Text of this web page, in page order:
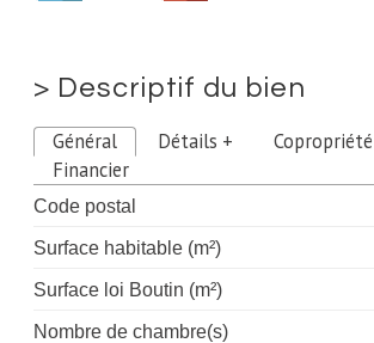
> Descriptif du bien
Général Détails +
Copropriété
Financier
Code postal
Surface habitable (m²)
Surface loi Boutin (m²)
Nombre de chambre(s)